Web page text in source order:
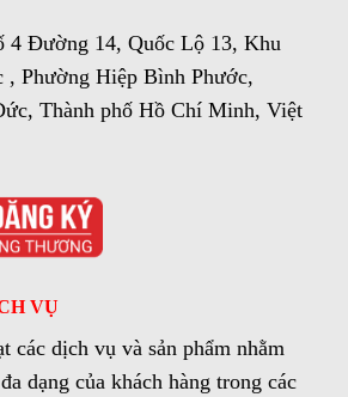
4 Đường 14, Quốc Lộ 13, Khu
Phường Hiệp Bình Phước,
Thành phố Hồ Chí Minh, Việt
VỤ
các dịch vụ và sản phẩm nhằm
dạng của khách hàng trong các